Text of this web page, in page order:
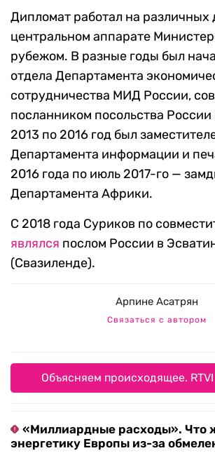
Дипломат работал на различных
центральном аппарате
рубежом. В разные годы был
отдела Департамента
сотрудничества МИД России,
посланником посольства
2013 по 2016 год был
Департамента информации и
2016 года по июль 2017-го —
Департамента Африки.
С 2018 года Суриков по
являлся послом России в
(Свазиленде).
Арпине Асатрян
Связаться с автором
Объясняем происходящее.
«Миллиардные расходы». Что
энергетику Европы из-за